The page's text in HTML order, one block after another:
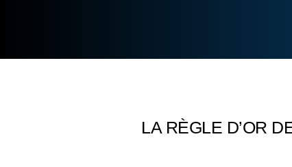
LA RÈGLE D’OR